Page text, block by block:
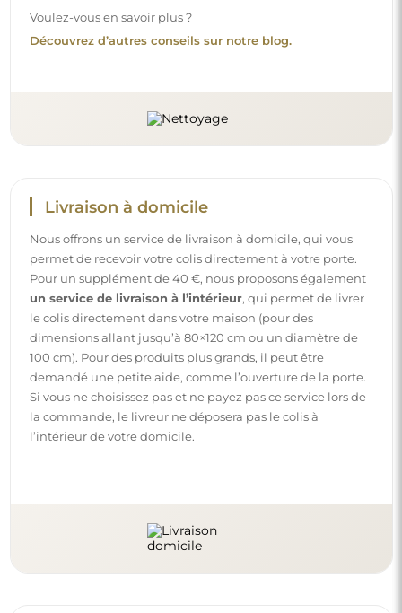
Si vous ne choisissez pas et ne payez pas ce service lors de
la commande, le livreur ne déposera pas le colis à
Instructions
Pour rendre le montage et l’utilisation de notre miroir
simples et sans souci, nous avons préparé des instructions
détaillées pour vous. Vous y trouverez toutes les étapes
nécessaires pour un montage correct du miroir, ainsi que
des conseils pour son entretien, nettoyage et
maintenance, afin de profiter de son aspect parfait
Consulter les notices de montage et d’utilisation.